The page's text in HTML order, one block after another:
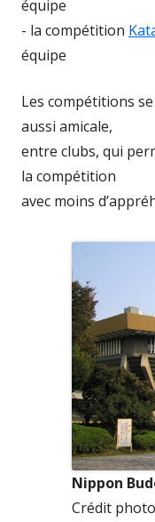
équipe
- la compétition
équipe
Les compétitions
aussi amicale,
entre clubs, qui
la compétition
avec moins
Nippon
Crédit photo